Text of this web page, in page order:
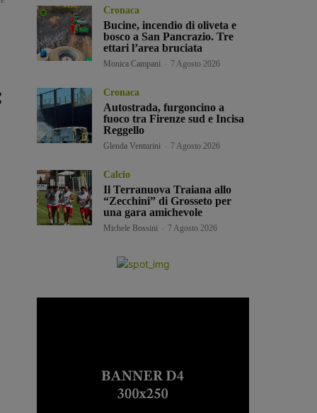
Cronaca
Bucine, incendio di oliveta e
bosco a San Pancrazio. Tre
ettari l’area bruciata
Monica Campani 7 Agosto 2026
Cronaca
Autostrada, furgoncino a
fuoco tra Firenze sud e Incisa
Reggello
Glenda Venturini 7 Agosto 2026
Calcio
Il Terranuova Traiana allo
“Zecchini” di Grosseto per
una gara amichevole
Michele Bossini 7 Agosto 2026